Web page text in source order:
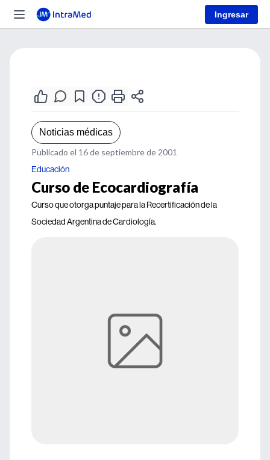
Ingresar
Noticias médicas
Publicado el 16 de septiembre de 2001
Educación
Curso de Ecocardiografía
Curso que otorga puntaje para la Recertificación de la
Sociedad Argentina de Cardiología.